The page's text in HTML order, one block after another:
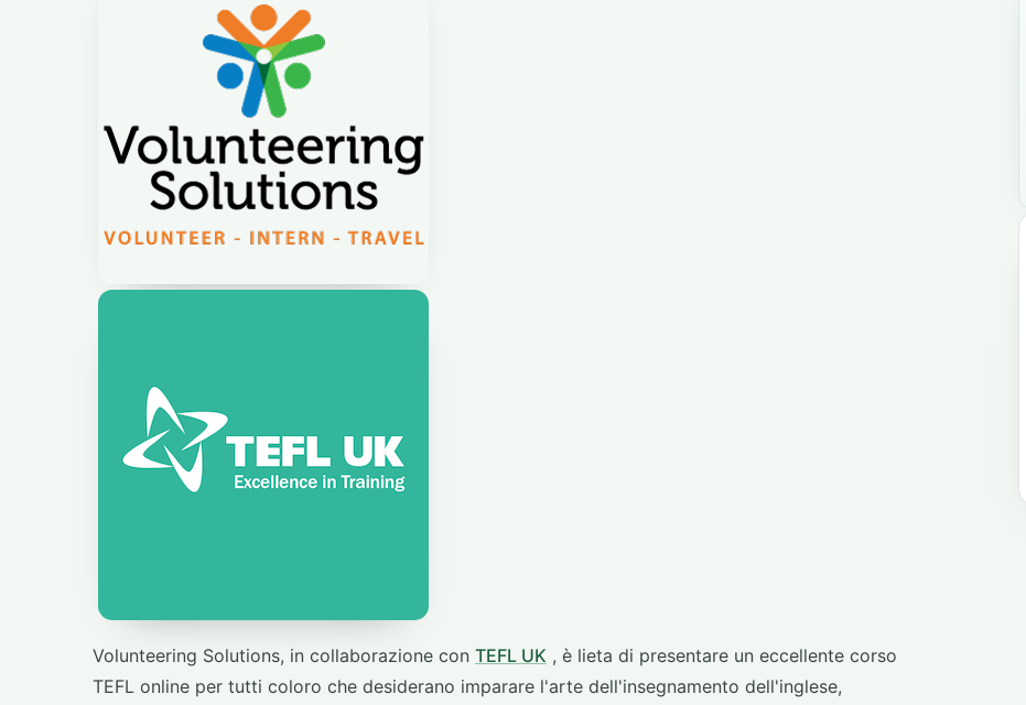
Volunteering Solutions, in collaborazione con TEFL UK , è lieta di presentare un eccellente corso
TEFL online per tutti coloro che desiderano imparare l'arte dell'insegnamento dell'inglese,